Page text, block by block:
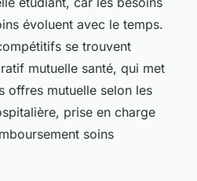
évoluent avec le temps.
se trouvent
mutuelle santé, qui met
offres mutuelle selon les
prise en charge
soins